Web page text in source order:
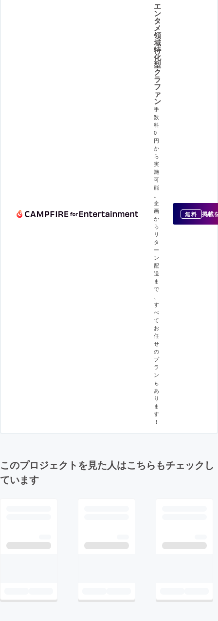
エ
ン
タ
メ
領
域
特
化
型
ク
ラ
フ
ァ
ン
手
数
料
0
円
か
ら
実
施
可
能
。
企
画
か
ら
リ
タ
ー
ン
配
送
ま
で
、
す
べ
て
お
任
せ
の
プ
ラ
ン
も
あ
り
ま
す
！
無料 掲載
このプロジェクトを見た人はこちらもチェックし
ています